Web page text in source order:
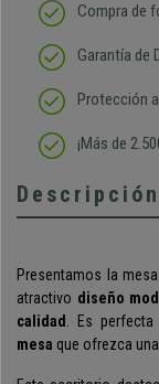
Compra de
Garantía de
Protección
¡Más de
Descripción
Presentamos la
atractivo diseño
calidad
Es
mesa que ofrezca una